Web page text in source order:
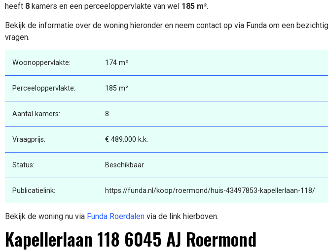
heeft 8 kamers en een perceeloppervlakte van wel 185 m².
Bekijk de informatie over de woning hieronder en neem contact op via Funda om een
vragen.
Woonoppervlakte: 174 m²
Perceeloppervlakte: 185 m²
Aantal kamers: 8
Vraagprijs: € 489.000 k.k.
Status: Beschikbaar
Publicatielink: https://funda.nl/koop/roermond/huis-43497853-kapellerlaan-118/
Bekijk de woning nu via Funda Roerdalen via de link hierboven.
Kapellerlaan 118 6045 AJ Roermond